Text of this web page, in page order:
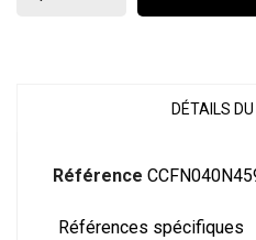
DÉTAILS
Référence
Références spécifiques